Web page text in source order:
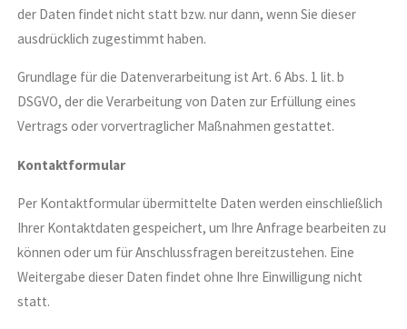
der Daten findet nicht statt bzw. nur dann, wenn Sie dieser
ausdrücklich zugestimmt haben.
Grundlage für die Datenverarbeitung ist Art. 6 Abs. 1 lit. b
DSGVO, der die Verarbeitung von Daten zur Erfüllung eines
Vertrags oder vorvertraglicher Maßnahmen gestattet.
Kontaktformular
Per Kontaktformular übermittelte Daten werden einschließlich
Ihrer Kontaktdaten gespeichert, um Ihre Anfrage bearbeiten zu
können oder um für Anschlussfragen bereitzustehen. Eine
Weitergabe dieser Daten findet ohne Ihre Einwilligung nicht
statt.